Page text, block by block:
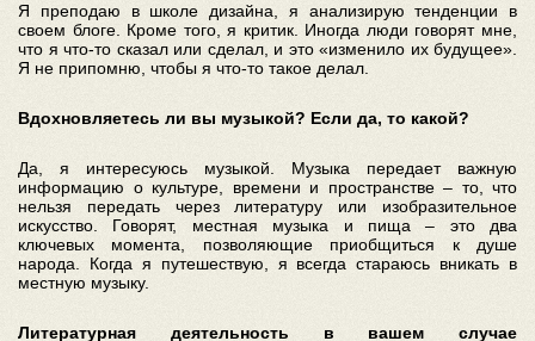
Я преподаю в школе дизайна, я анализирую тенденции в
своем блоге. Кроме того, я критик. Иногда люди говорят мне,
что я что-то сказал или сделал, и это «изменило их будущее».
Я не припомню, чтобы я что-то такое делал.
Вдохновляетесь ли вы музыкой? Если да, то какой?
Да, я интересуюсь музыкой. Музыка передает важную
информацию о культуре, времени и пространстве – то, что
нельзя передать через литературу или изобразительное
искусство. Говорят, местная музыка и пища – это два
ключевых момента, позволяющие приобщиться к душе
народа. Когда я путешествую, я всегда стараюсь вникать в
местную музыку.
Литературная деятельность в вашем случае